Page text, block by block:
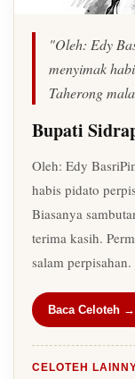
"Oleh: Edy
menyimak
Taherong
Bupati
Oleh: Edy
habis pidato
Biasanya
terima kasih.
salam
Baca Celoteh →
CELOTEH